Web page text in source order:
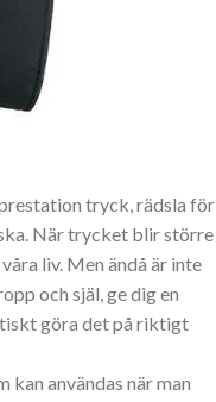
tryck, rädsla för
När trycket blir större
liv. Men ändå är inte
och själ, ge dig en
göra det på riktigt
kan användas när man